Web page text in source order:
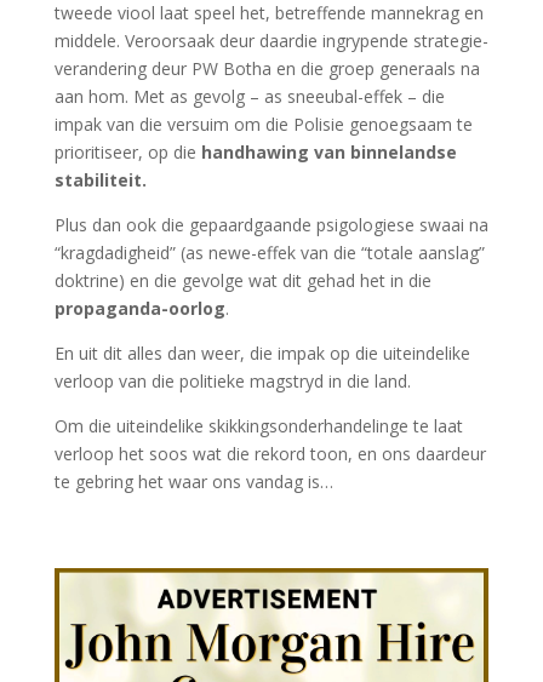
tweede viool laat speel het, betreffende mannekrag en
middele. Veroorsaak deur daardie ingrypende strategie-
verandering deur PW Botha en die groep generaals na
aan hom. Met as gevolg – as sneeubal-effek – die
impak van die versuim om die Polisie genoegsaam te
prioritiseer, op die handhawing van binnelandse
stabiliteit.
Plus dan ook die gepaardgaande psigologiese swaai na
“kragdadigheid” (as newe-effek van die “totale aanslag”
doktrine) en die gevolge wat dit gehad het in die
propaganda-oorlog.
En uit dit alles dan weer, die impak op die uiteindelike
verloop van die politieke magstryd in die land.
Om die uiteindelike skikkingsonderhandelinge te laat
verloop het soos wat die rekord toon, en ons daardeur
te gebring het waar ons vandag is…